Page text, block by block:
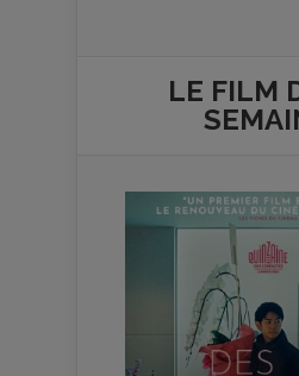
LE FILM